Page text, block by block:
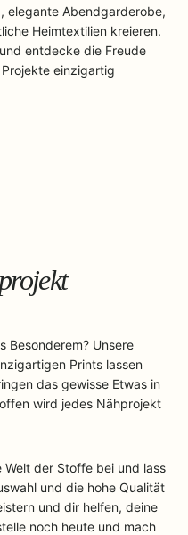
elegante Abendgarderobe,
Heimtextilien kreieren.
entdecke die Freude
einzigartig
Besonderem? Unsere
Prints lassen
das gewisse Etwas in
wird jedes Nähprojekt
Welt der Stoffe bei und lass
und die hohe Qualität
und dir helfen, deine
noch heute und mach